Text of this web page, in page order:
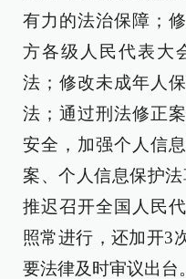
有力的法治保障；
方各级人民代表大
法；修改未成年人
法；通过刑法修正
安全，加强个人信
案、个人信息保护
推迟召开全国人民
照常进行，还加开3
要法律及时审议出台